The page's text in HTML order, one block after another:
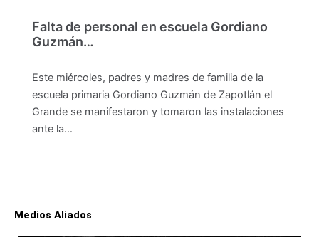
Falta de personal en escuela Gordiano
Guzmán…
Este miércoles, padres y madres de familia de la
escuela primaria Gordiano Guzmán de Zapotlán el
Grande se manifestaron y tomaron las instalaciones
ante la…
Medios Aliados